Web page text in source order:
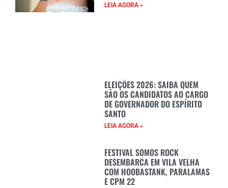
LEIA AGORA »
ELEIÇÕES 2026: SAIBA QUEM
SÃO OS CANDIDATOS AO CARGO
DE GOVERNADOR DO ESPÍRITO
SANTO
LEIA AGORA »
FESTIVAL SOMOS ROCK
DESEMBARCA EM VILA VELHA
COM HOOBASTANK, PARALAMAS
E CPM 22